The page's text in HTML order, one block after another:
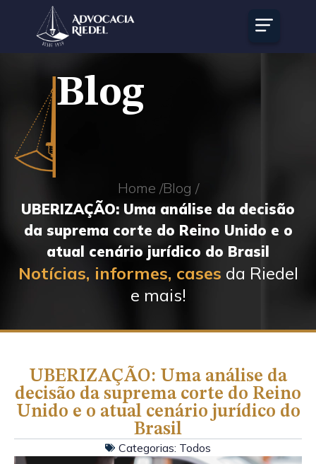
Blog
Home /Blog /
UBERIZAÇÃO: Uma análise da decisão
da suprema corte do Reino Unido e o
atual cenário jurídico do Brasil
Notícias, informes, cases da Riedel
e mais!
UBERIZAÇÃO: Uma análise da
decisão da suprema corte do Reino
Unido e o atual cenário jurídico do
Brasil
Categorias: Todos